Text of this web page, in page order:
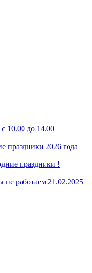
10.00 до 14.00
праздники 2026 года
праздники !
не работаем 21.02.2025